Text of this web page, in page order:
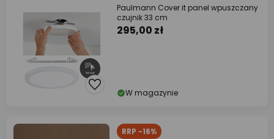
Paulmann Cover it panel wpuszczany
czujnik 33 cm
295,00 zł
W magazynie
RRP -16%